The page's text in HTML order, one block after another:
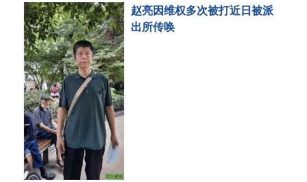
赵亮因维权多次被打近日被派
出所传唤